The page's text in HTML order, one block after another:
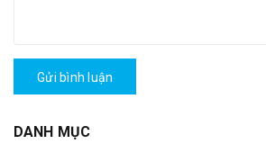
Gửi bình luận
DANH MỤC